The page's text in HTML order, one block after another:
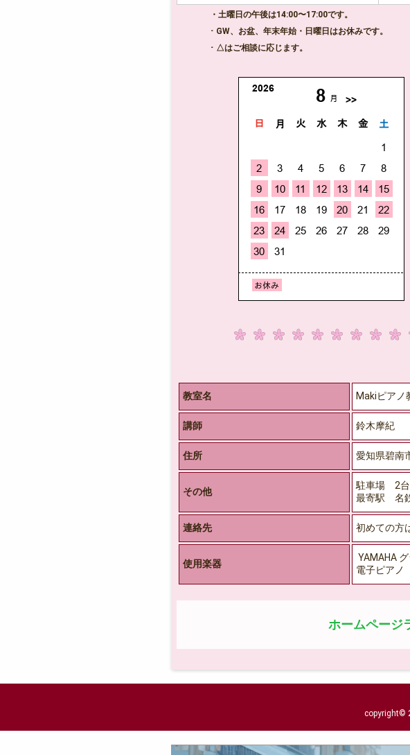
・土曜日の午後は14:00〜17:00です。
･ GW、お盆、年末年始・日曜日はお休みです。
･ △はご相談に応じます。
教室名 Makiピアノ
講師 鈴木摩紀
住所 愛知県碧南
その他
駐車場 2
最寄駅 名
連絡先 初めての方
使用楽器
YAMAHA
電子ピアノ
ホームページ
copyright©